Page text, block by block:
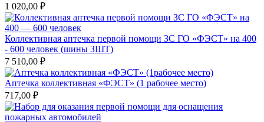
1 020,00 ₽
Коллективная аптечка первой помощи ЗС ГО «ФЭСТ» на 400
- 600 человек (шины ЗШТ)
7 510,00 ₽
Аптечка коллективная «ФЭСТ» (1 рабочее место)
717,00 ₽